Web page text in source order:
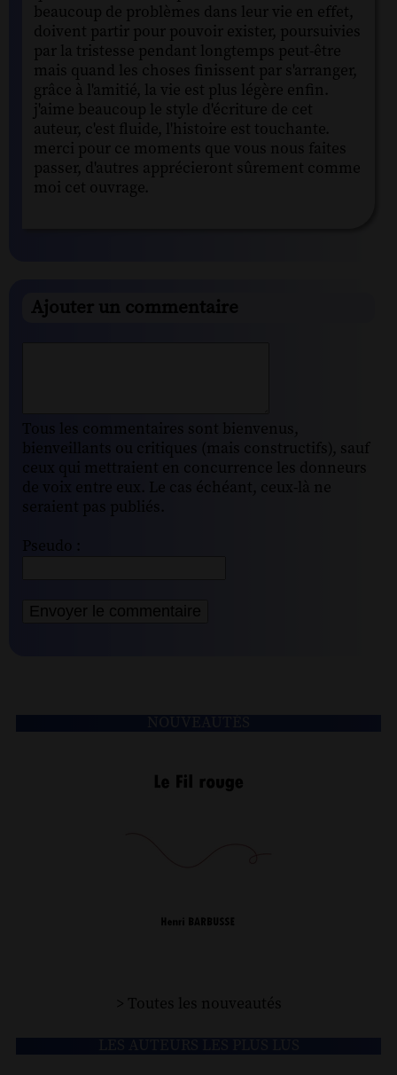
beaucoup de problèmes dans leur vie en effet,
doivent partir pour pouvoir exister, poursuivies
par la tristesse pendant longtemps peut-être
mais quand les choses finissent par s'arranger,
grâce à l'amitié, la vie est plus légère enfin.
j'aime beaucoup le style d'écriture de cet
auteur, c'est fluide, l'histoire est touchante.
merci pour ce moments que vous nous faites
passer, d'autres apprécieront sûrement comme
moi cet ouvrage.
Ajouter un commentaire
Tous les commentaires sont bienvenus,
bienveillants ou critiques (mais constructifs), sauf
ceux qui mettraient en concurrence les donneurs
de voix entre eux. Le cas échéant, ceux-là ne
seraient pas publiés.
Pseudo :
> Toutes les nouveautés